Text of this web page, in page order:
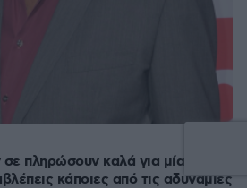
πληρώσουν καλά για μία
κάποιες από τις αδυναμίες